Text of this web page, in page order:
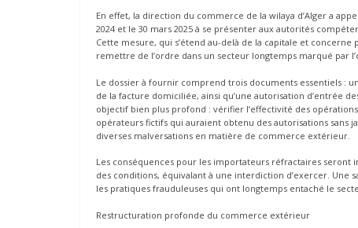
En effet, la direction du commerce de la wilaya d’Alger a
2024 et le 30 mars 2025 à se présenter aux autorités
Cette mesure, qui s’étend au-delà de la capitale et
remettre de l’ordre dans un secteur longtemps marqué par
Le dossier à fournir comprend trois documents essentiels :
de la facture domiciliée, ainsi qu’une autorisation d’entrée
objectif bien plus profond : vérifier l’effectivité des
opérateurs fictifs qui auraient obtenu des autorisations sans
diverses malversations en matière de commerce extérieur.
Les conséquences pour les importateurs réfractaires
des conditions, équivalant à une interdiction d’exercer.
les pratiques frauduleuses qui ont longtemps entaché le
Restructuration profonde du commerce extérieur